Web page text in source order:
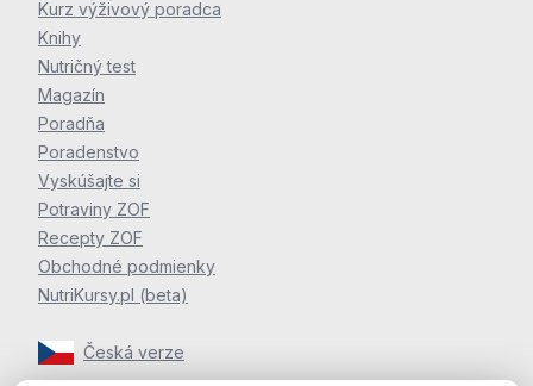
Kurz výživový poradca
Knihy
Nutričný test
Magazín
Poradňa
Poradenstvo
Vyskúšajte si
Potraviny ZOF
Recepty ZOF
Obchodné podmienky
NutriKursy.pl (beta)
Česká verze